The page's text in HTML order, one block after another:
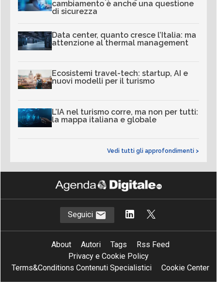
cambiamento è anche una questione
di sicurezza
Data center, quanto cresce l’Italia: ma
attenzione al thermal management
Ecosistemi travel-tech: startup, AI e
nuovi modelli per il turismo
L’IA nel turismo corre, ma non per tutti:
la mappa italiana e globale
Vedi tutti gli approfondimenti >
Seguici
About Autori Tags
Rss Feed
Privacy e Cookie Policy
Terms&Conditions Contenuti Specialistici
Cookie Center